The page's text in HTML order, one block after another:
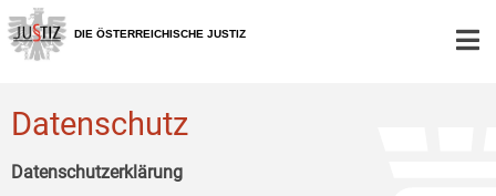
Zur
Hauptnavigation
[1]
Zum
Inhalt
[2]
Zum
Untermenü
[3]
DIE ÖSTERREICHISCHE JUSTIZ
Datenschutz
Datenschutzerklärung